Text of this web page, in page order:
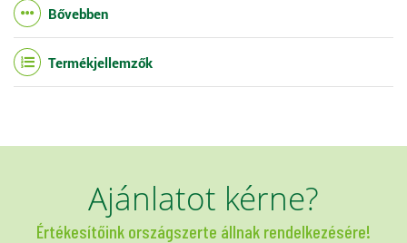
Bővebben
Termékjellemzők
Ajánlatot kérne?
Értékesítőink országszerte állnak rendelkezésére!